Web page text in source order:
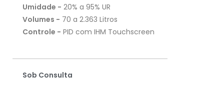
Umidade - 20% a 95% UR
Volumes - 70 a 2.363 Litros
Controle - PID com IHM Touchscreen
Sob Consulta